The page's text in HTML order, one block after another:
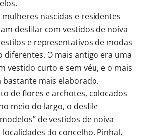
mulheres nascidas e residentes
desfilar com vestidos de noiva
e representativos de modas
diferentes. O mais antigo era uma
vestido curto e sem véu, e o mais
bastante mais elaborado.
de flores e archotes, colocados
meio do largo, o desfile
de vestidos de noiva
do concelho. Pinhal,